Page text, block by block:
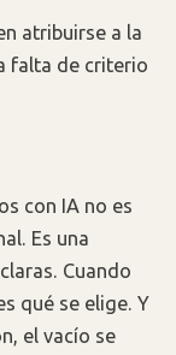
atribuirse a la
falta de criterio
con IA no es
Es una
Cuando
qué se elige. Y
el vacío se